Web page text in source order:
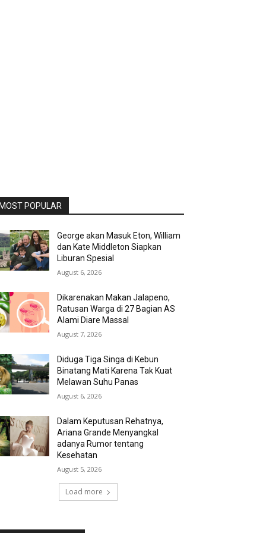
MOST POPULAR
George akan Masuk Eton, William
dan Kate Middleton Siapkan
Liburan Spesial
August 6, 2026
Dikarenakan Makan Jalapeno,
Ratusan Warga di 27 Bagian AS
Alami Diare Massal
August 7, 2026
Diduga Tiga Singa di Kebun
Binatang Mati Karena Tak Kuat
Melawan Suhu Panas
August 6, 2026
Dalam Keputusan Rehatnya,
Ariana Grande Menyangkal
adanya Rumor tentang
Kesehatan
August 5, 2026
Load more